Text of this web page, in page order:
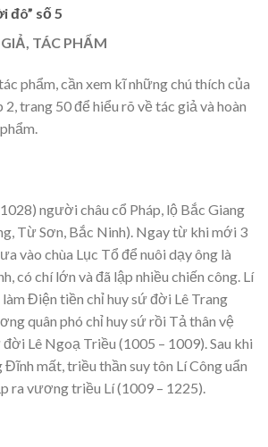
đô” số 5
TÁC PHẨM
phẩm, cần xem kĩ những chú thích của
trang 50 để hiểu rõ về tác giả và hoàn
người châu cổ Pháp, lộ Bắc Giang
Từ Sơn, Bắc Ninh). Ngay từ khi mới 3
vào chùa Lục Tổ để nuôi dạy ông là
có chí lớn và đã lập nhiều chiến công. Lí
Điện tiền chỉ huy sứ đời Lê Trang
quân phó chỉ huy sứ rồi Tả thân vệ
Lê Ngoạ Triều (1005 – 1009). Sau khi
Đĩnh mất, triều thần suy tôn Lí Công uẩn
ra vương triều Lí (1009 – 1225).